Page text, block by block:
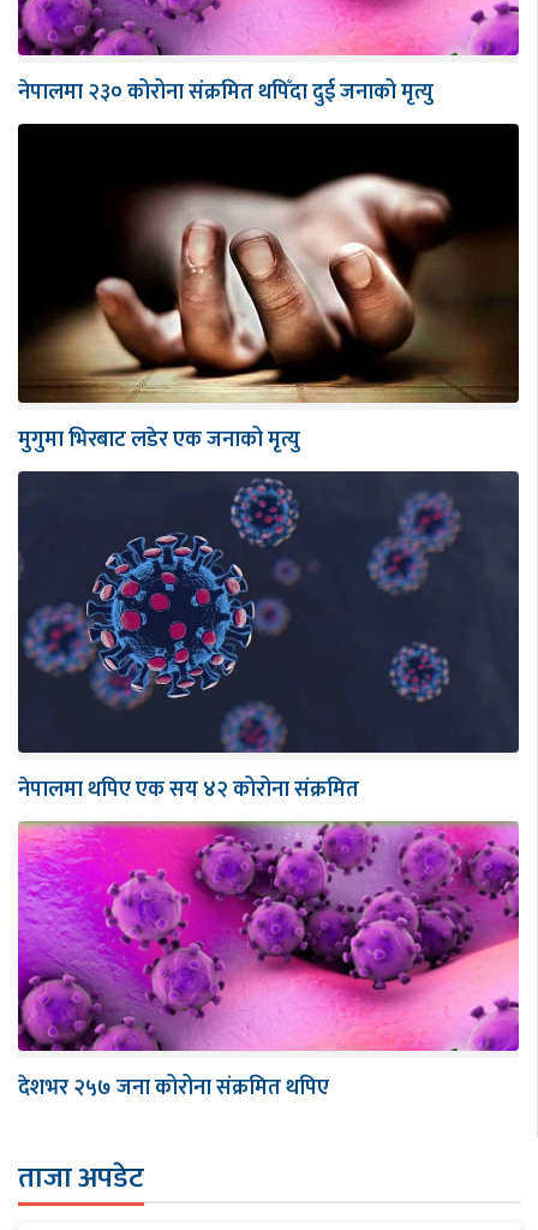
नेपालमा २३० कोरोना संक्रमित थपिँदा दुई जनाको मृत्यु
मुगुमा भिरबाट लडेर एक जनाको मृत्यु
नेपालमा थपिए एक सय ४२ कोरोना संक्रमित
देशभर २५७ जना कोरोना संक्रमित थपिए
ताजा अपडेट